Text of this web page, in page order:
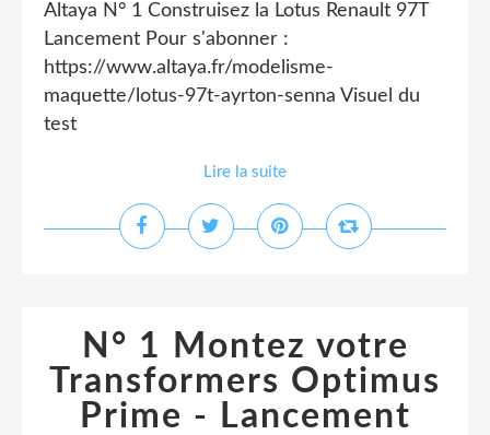
Altaya N° 1 Construisez la Lotus Renault 97T
Lancement Pour s'abonner :
https://www.altaya.fr/modelisme-
maquette/lotus-97t-ayrton-senna Visuel du
test
Lire la suite
N° 1 Montez votre
Transformers Optimus
Prime - Lancement